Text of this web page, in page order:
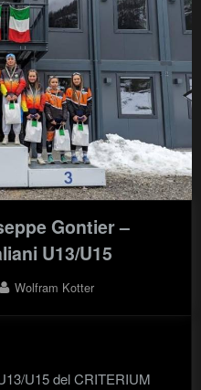
/
Allenatore
dell’
anno"
Gontier –
U13/U15
By
Wolfram Kotter
U15 del CRITERIUM